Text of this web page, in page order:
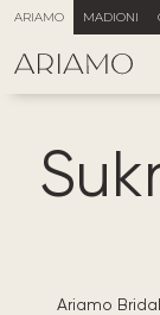
ARIAMO MADIONI
Ariamo Bridal